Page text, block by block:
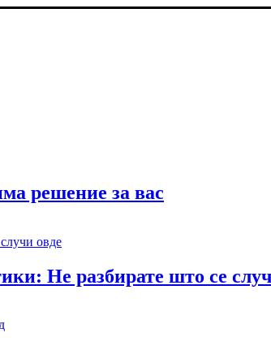
решение за вас
Не разбирате што се